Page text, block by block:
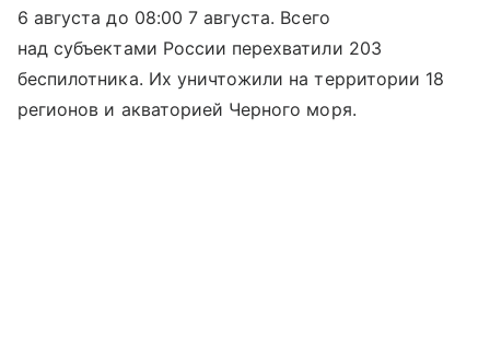
6 августа до 08:00 7 августа. Всего
над субъектами России перехватили 203
беспилотника. Их уничтожили на территории 18
регионов и акваторией Черного моря.